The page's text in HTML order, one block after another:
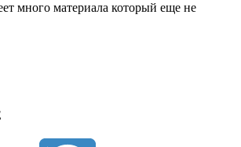
много материала который еще не